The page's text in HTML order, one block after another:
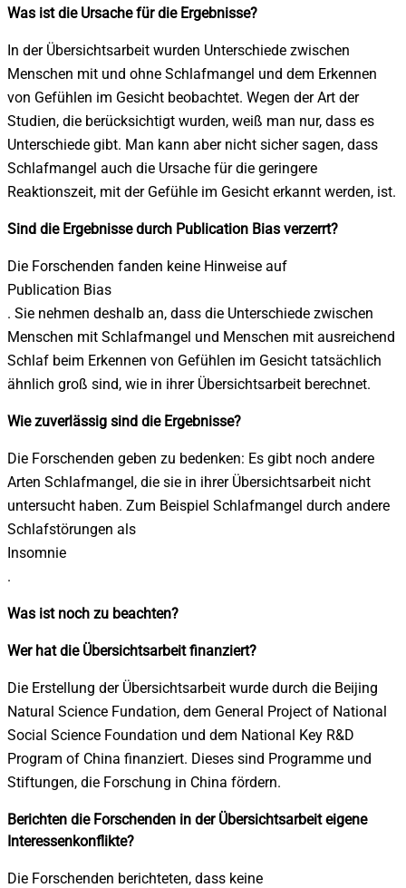
Was ist die Ursache für die Ergebnisse?
In der Übersichtsarbeit wurden Unterschiede zwischen
Menschen mit und ohne Schlafmangel und dem Erkennen
von Gefühlen im Gesicht beobachtet. Wegen der Art der
Studien, die berücksichtigt wurden, weiß man nur, dass es
Unterschiede gibt. Man kann aber nicht sicher sagen, dass
Schlafmangel auch die Ursache für die geringere
Reaktionszeit, mit der Gefühle im Gesicht erkannt werden, ist.
Sind die Ergebnisse durch Publication Bias verzerrt?
Die Forschenden fanden keine Hinweise auf
Publication Bias
. Sie nehmen deshalb an, dass die Unterschiede zwischen
Menschen mit Schlafmangel und Menschen mit ausreichend
Schlaf beim Erkennen von Gefühlen im Gesicht tatsächlich
ähnlich groß sind, wie in ihrer Übersichtsarbeit berechnet.
Wie zuverlässig sind die Ergebnisse?
Die Forschenden geben zu bedenken: Es gibt noch andere
Arten Schlafmangel, die sie in ihrer Übersichtsarbeit nicht
untersucht haben. Zum Beispiel Schlafmangel durch andere
Schlafstörungen als
Insomnie
.
Was ist noch zu beachten?
Wer hat die Übersichtsarbeit finanziert?
Die Erstellung der Übersichtsarbeit wurde durch die Beijing
Natural Science Fundation, dem General Project of National
Social Science Foundation und dem National Key R&D
Program of China finanziert. Dieses sind Programme und
Stiftungen, die Forschung in China fördern.
Berichten die Forschenden in der Übersichtsarbeit eigene
Interessenkonflikte?
Die Forschenden berichteten, dass keine